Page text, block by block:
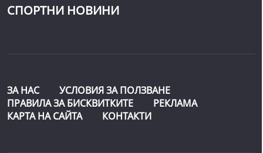
СПОРТНИ НОВИНИ
ЗА НАС
УСЛОВИЯ ЗА ПОЛЗВАНЕ
ПРАВИЛА ЗА БИСКВИТКИТЕ
РЕКЛАМА
КАРТА НА САЙТА
КОНТАКТИ